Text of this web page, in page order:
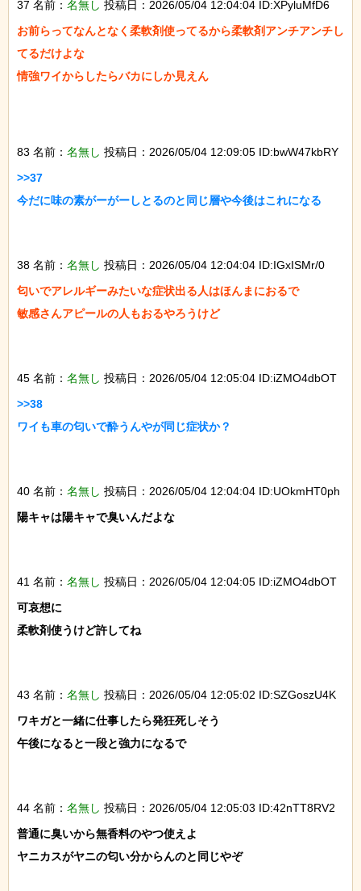
37 名前： 名無し 投稿日：2026/05/04 12:04:04 ID:XPyluMfD6
お前らってなんとなく柔軟剤使ってるから柔軟剤アンチアンチし
てるだけよな
情強ワイからしたらバカにしか見えん
83 名前： 名無し 投稿日：2026/05/04 12:09:05 ID:bwW47kbRY
>>37
今だに味の素がーがーしとるのと同じ層や今後はこれになる
38 名前： 名無し 投稿日：2026/05/04 12:04:04 ID:IGxISMr/0
匂いでアレルギーみたいな症状出る人はほんまにおるで
敏感さんアピールの人もおるやろうけど
45 名前： 名無し 投稿日：2026/05/04 12:05:04 ID:iZMO4dbOT
>>38
ワイも車の匂いで酔うんやが同じ症状か？
40 名前： 名無し 投稿日：2026/05/04 12:04:04 ID:UOkmHT0ph
陽キャは陽キャで臭いんだよな
41 名前： 名無し 投稿日：2026/05/04 12:04:05 ID:iZMO4dbOT
可哀想に
柔軟剤使うけど許してね
43 名前： 名無し 投稿日：2026/05/04 12:05:02 ID:SZGoszU4K
ワキガと一緒に仕事したら発狂死しそう
午後になると一段と強力になるで
44 名前： 名無し 投稿日：2026/05/04 12:05:03 ID:42nTT8RV2
普通に臭いから無香料のやつ使えよ
ヤニカスがヤニの匂い分からんのと同じやぞ